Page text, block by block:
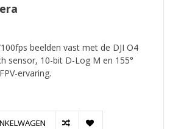
beelden vast met de DJI O4
sensor, 10-bit D-Log M en 155°
ervaring.